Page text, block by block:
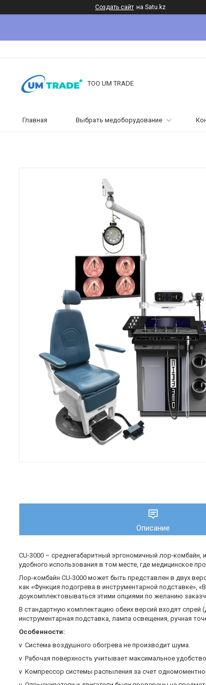
Создать сайт на Satu.kz
ТОО UM TRADE
Главная Выбрать медоборудование
Описание
CU-3000 – среднегабаритный эргономичный лор-
удобного использования в том месте, где медицинское
Лор-комбайн CU-3000 может быть представлен в двух
как «Функция подогрева в инструментарной подставке»,
доукомплектовываться этими опциями по желанию
В стандартную комплектацию обеих версий входят
инструментарная подставка, лампа освещения, ручная
Особенности:
v Система воздушного обогрева не производит шума.
v Рабочая поверхность учитывает максимальное
v Компрессор системы распыления за счет